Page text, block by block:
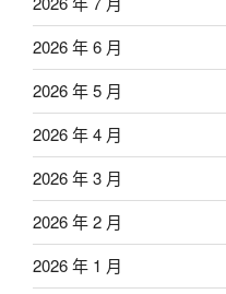
2026 年 6 月
2026 年 5 月
2026 年 4 月
2026 年 3 月
2026 年 2 月
2026 年 1 月